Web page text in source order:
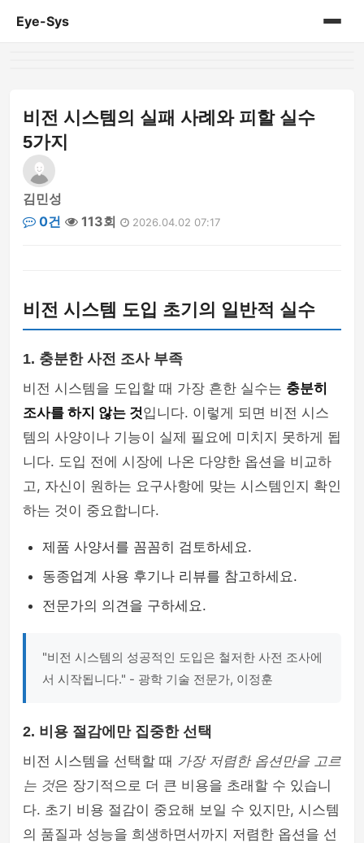
Eye-Sys
비전 시스템의 실패 사례와 피할 실수
5가지
김민성
0건
113회 2026.04.02 07:17
비전 시스템 도입 초기의 일반적 실수
1. 충분한 사전 조사 부족
비전 시스템을 도입할 때 가장 흔한 실수는 충분히
조사를 하지 않는 것입니다. 이렇게 되면 비전 시스
템의 사양이나 기능이 실제 필요에 미치지 못하게 됩
니다. 도입 전에 시장에 나온 다양한 옵션을 비교하
고, 자신이 원하는 요구사항에 맞는 시스템인지 확인
하는 것이 중요합니다.
제품 사양서를 꼼꼼히 검토하세요.
동종업계 사용 후기나 리뷰를 참고하세요.
전문가의 의견을 구하세요.
"비전 시스템의 성공적인 도입은 철저한 사전 조사에
서 시작됩니다." - 광학 기술 전문가, 이정훈
2. 비용 절감에만 집중한 선택
비전 시스템을 선택할 때 가장 저렴한 옵션만을 고르
는 것은 장기적으로 더 큰 비용을 초래할 수 있습니
다. 초기 비용 절감이 중요해 보일 수 있지만, 시스템
의 품질과 성능을 희생하면서까지 저렴한 옵션을 선